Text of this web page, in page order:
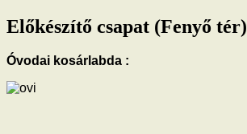
Előkészítő csapat (Fenyő tér)
Óvodai kosárlabda :